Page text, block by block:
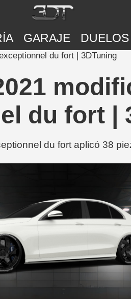
GARAJE DUELOS
du fort | 3DTuning
du fort |
du fort aplicó 38